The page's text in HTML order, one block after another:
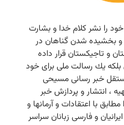
را نشر كلام خدا و بشارت
بخشیده شدن گناهان در
و تاجیكستان قرار داده
بلكه یك رسالت ملی برای خود
خبر رسانی مسیحی
، انتشار و پردازش خبر
با اعتقادات و آرمانها و
و فارسی زبانان سراسر